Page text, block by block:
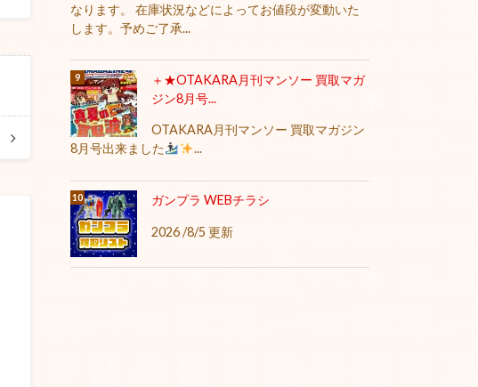
なります。 在庫状況などによってお値段が変動いた
します。予めご了承...
＋★OTAKARA月刊マンソー 買取マガ
ジン8月号...
OTAKARA月刊マンソー 買取マガジン
8月号出来ました
...
ガンプラ WEBチラシ
2026 /8/5 更新